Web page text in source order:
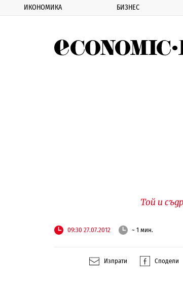
ИКОНОМИКА БИЗНЕС
Той и
09:30 27.07.2012 ~ 1 мин.
Изпрати Сподели